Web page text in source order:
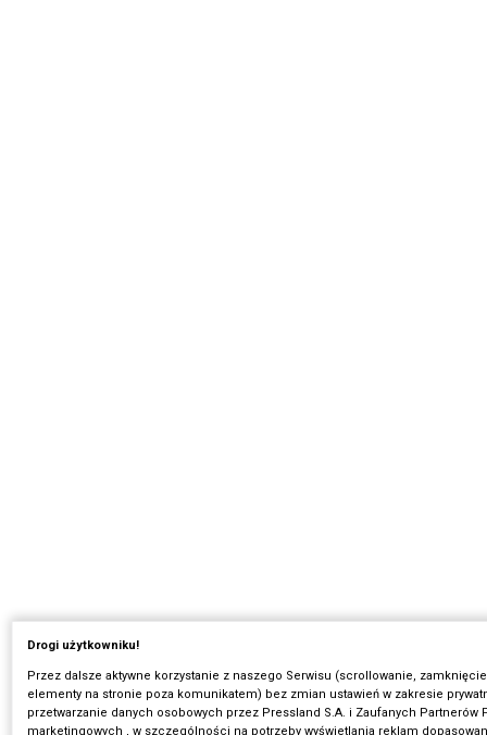
Drogi użytkowniku!
Przez dalsze aktywne korzystanie z naszego Serwisu (scrollowanie,
elementy na stronie poza komunikatem) bez zmian ustawień w zakresie
przetwarzanie danych osobowych przez Pressland S.A. i Zaufanych Partnerów
marketingowych , w szczególności na potrzeby wyświetlania reklam